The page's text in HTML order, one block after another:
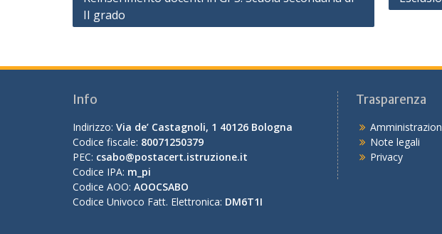
articoli
II grado
Info
Indirizzo: Via de’ Castagnoli, 1 40126 Bologna
Codice fiscale: 80071250379
PEC: csabo@postacert.istruzione.it
Codice IPA: m_pi
Codice AOO: AOOCSABO
Codice Univoco Fatt. Elettronica: DM6T1I
Trasparenza
Note legali
Privacy